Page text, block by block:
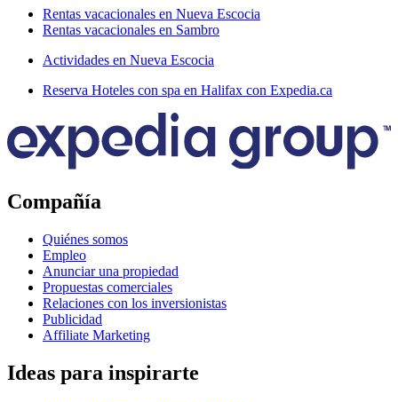
Rentas vacacionales en Nueva Escocia
Rentas vacacionales en Sambro
Actividades en Nueva Escocia
Reserva Hoteles con spa en Halifax con Expedia.ca
Compañía
Quiénes somos
Empleo
Anunciar una propiedad
Propuestas comerciales
Relaciones con los inversionistas
Publicidad
Affiliate Marketing
Ideas para inspirarte